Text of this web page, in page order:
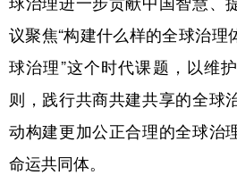
城市 旅游
彩票 娱乐
一带一路
议聚焦“构建什么样的全球治理
球治理”这个时代课题，以维
则，践行共商共建共享的全球
动构建更加公正合理的全球治
命运共同体。